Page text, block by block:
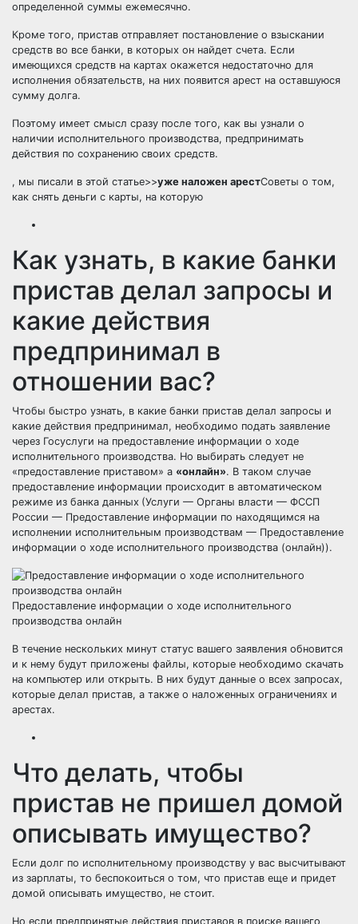
определенной суммы ежемесячно.
Кроме того, пристав отправляет постановление о взыскании
средств во все банки, в которых он найдет счета. Если
имеющихся средств на картах окажется недостаточно для
исполнения обязательств, на них появится арест на оставшуюся
сумму долга.
Поэтому имеет смысл сразу после того, как вы узнали о
наличии исполнительного производства, предпринимать
действия по сохранению своих средств.
, мы писали в этой статье>>уже наложен арестСоветы о том,
как снять деньги с карты, на которую
Как узнать, в какие банки
пристав делал запросы и
какие действия
предпринимал в
отношении вас?
Чтобы быстро узнать, в какие банки пристав делал запросы и
какие действия предпринимал, необходимо подать заявление
через Госуслуги на предоставление информации о ходе
исполнительного производства. Но выбирать следует не
«предоставление приставом» а «онлайн». В таком случае
предоставление информации происходит в автоматическом
режиме из банка данных (Услуги — Органы власти — ФССП
России — Предоставление информации по находящимся на
исполнении исполнительным производствам — Предоставление
информации о ходе исполнительного производства (онлайн)).
Предоставление информации о ходе исполнительного
производства онлайн
В течение нескольких минут статус вашего заявления обновится
и к нему будут приложены файлы, которые необходимо скачать
на компьютер или открыть. В них будут данные о всех запросах,
которые делал пристав, а также о наложенных ограничениях и
арестах.
Что делать, чтобы
пристав не пришел домой
описывать имущество?
Если долг по исполнительному производству у вас высчитывают
из зарплаты, то беспокоиться о том, что пристав еще и придет
домой описывать имущество, не стоит.
Но если предпринятые действия приставов в поиске вашего